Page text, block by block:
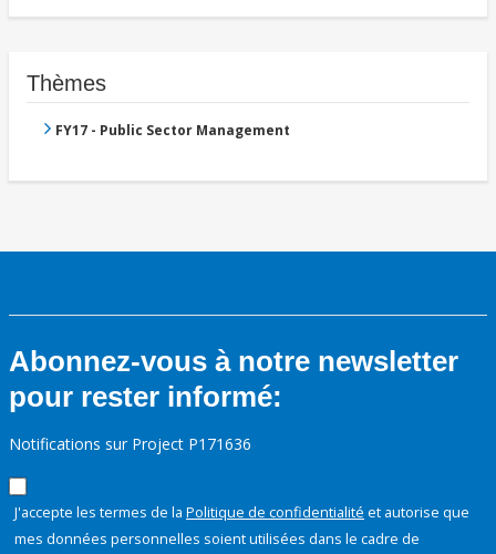
Thèmes
FY17 - Public Sector Management
Abonnez-vous à notre newsletter
pour rester informé:
Notifications sur Project P171636
J'accepte les termes de la Politique de confidentialité et autorise que
mes données personnelles soient utilisées dans le cadre de